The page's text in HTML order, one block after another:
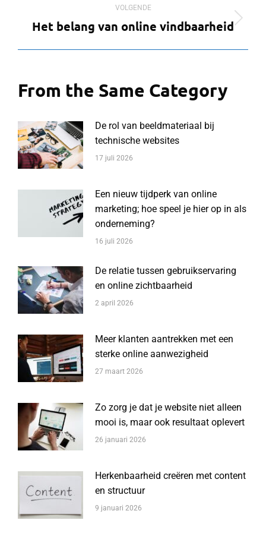
VOLGENDE
Volgend
Het belang van online vindbaarheid
From the Same Category
De rol van beeldmateriaal bij
technische websites
17 juli 2026
Een nieuw tijdperk van online
marketing; hoe speel je hier op in als
onderneming?
16 juli 2026
De relatie tussen gebruikservaring
en online zichtbaarheid
2 april 2026
Meer klanten aantrekken met een
sterke online aanwezigheid
27 maart 2026
Zo zorg je dat je website niet alleen
mooi is, maar ook resultaat oplevert
26 januari 2026
Herkenbaarheid creëren met content
en structuur
9 januari 2026